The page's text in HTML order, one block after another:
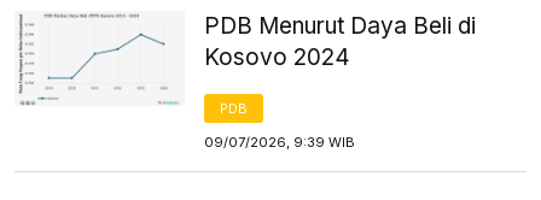
PDB Menurut Daya Beli di
Kosovo 2024
PDB
09/07/2026, 9:39 WIB